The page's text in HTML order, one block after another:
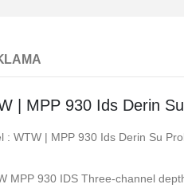
| MPP 930 Ids Derin
: WTW | MPP 930 Ids Derin Su
MPP 930 IDS Three-channel